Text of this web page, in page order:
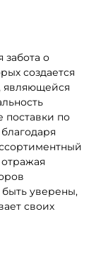
забота о
создается
являющейся
по
уверены,
своих